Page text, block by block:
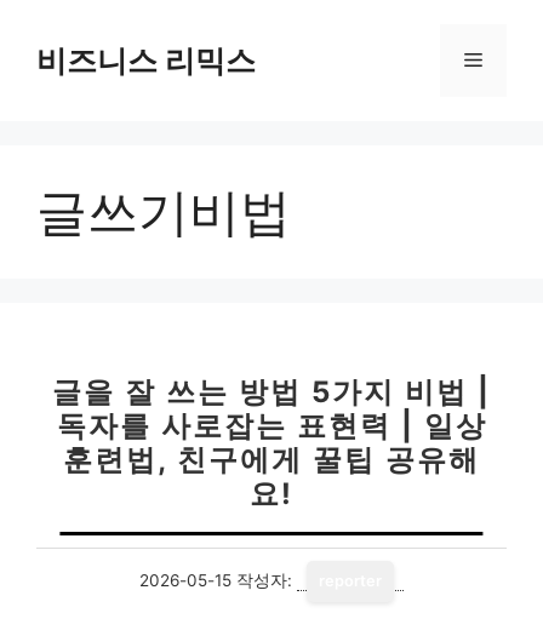
비즈니스 리믹스 메
글쓰기비법
글을 잘 쓰는 방법 5가지 비법 |
독자를 사로잡는 표현력 | 일상
훈련법, 친구에게 꿀팁 공유해
요!
2026-05-15 작성자: